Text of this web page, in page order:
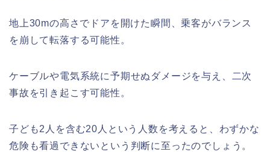
地上30mの高さでドアを開けた瞬間、乗客がバランス
を崩して転落する可能性。
ケーブルや電気系統に予期せぬダメージを与え、二次
事故を引き起こす可能性。
子ども2人を含む20人という人数を考えると、わずかな
危険も看過できないという判断に至ったのでしょう。